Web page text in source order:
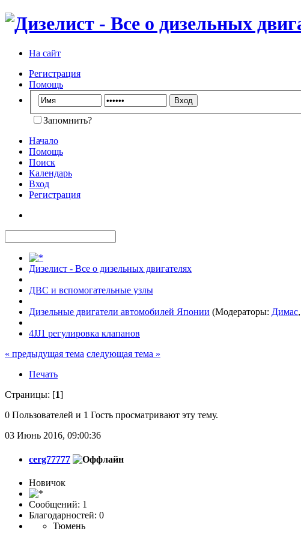
На сайт
Регистрация
Помощь
Запомнить?
Начало
Помощь
Поиск
Календарь
Вход
Регистрация
Дизелист - Все о дизельных двигателях
ДВС и вспомогательные узлы
Дизельные двигатели автомобилей Японии (Модераторы: Димас,
4JJ1 регулировка клапанов
« предыдущая тема следующая тема »
Печать
Страницы: [1]
0 Пользователей и 1 Гость просматривают эту тему.
03 Июнь 2016, 09:00:36
cerg77777
Новичок
Сообщений: 1
Благодарностей: 0
Тюмень